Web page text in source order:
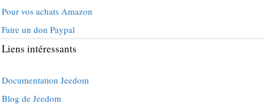
Pour vos achats Amazon
Faire un don Paypal
Liens intéressants
Documentation Jeedom
Blog de Jeedom